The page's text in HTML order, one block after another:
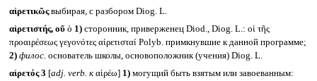
αἱρετικῶςвыбирая, с разбором Diog. L.
αἱρετιστής, οῦὁ 1)сторонник, приверженец Diod., Diog. L.: οἱ τῆς
προαιρέσεως γεγονότες αἱρετισταί Polyb. примкнувшие к данной программе;
2) филос. основатель школы, основоположник (учения) Diog. L.
αἱρετός 3 [adj. verb. кαἱρέω] 1)могущий быть взятым или завоеванным: